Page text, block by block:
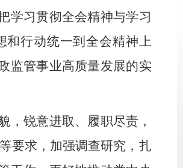
把学习贯彻全会精神与学习
和行动统一到全会精神上
监管事业高质量发展的实
，锐意进取、履职尽责，
要求 ，加强调查研究，扎